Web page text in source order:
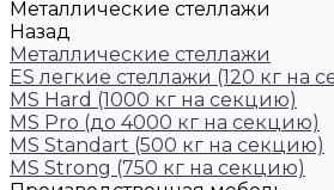
Металлические стеллажи
Назад
Металлические стеллажи
ES легкие стеллажи (120 кг на
MS Hard (1000 кг на секцию)
MS Pro (до 4000 кг на секцию)
MS Standart (500 кг на секцию)
MS Strong (750 кг на секцию)